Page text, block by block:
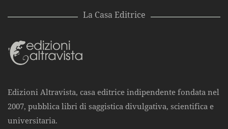
La Casa Editrice
Edizioni Altravista, casa editrice indipendente fondata nel
2007, pubblica libri di saggistica divulgativa, scientifica e
universitaria.